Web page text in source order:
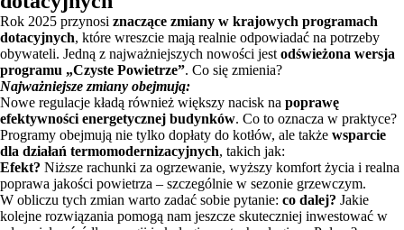
Rok 2025 przynosi znaczące zmiany w krajowych programach
dotacyjnych, które wreszcie mają realnie odpowiadać na potrzeby
obywateli. Jedną z najważniejszych nowości jest odświeżona wersja
programu „Czyste Powietrze”. Co się zmienia?
Najważniejsze zmiany obejmują:
Nowe regulacje kładą również większy nacisk na poprawę
efektywności energetycznej budynków. Co to oznacza w praktyce?
Programy obejmują nie tylko dopłaty do kotłów, ale także wsparcie
dla działań termomodernizacyjnych, takich jak:
Efekt? Niższe rachunki za ogrzewanie, wyższy komfort życia i realna
poprawa jakości powietrza – szczególnie w sezonie grzewczym.
W obliczu tych zmian warto zadać sobie pytanie: co dalej? Jakie
kolejne rozwiązania pomogą nam jeszcze skuteczniej inwestować w